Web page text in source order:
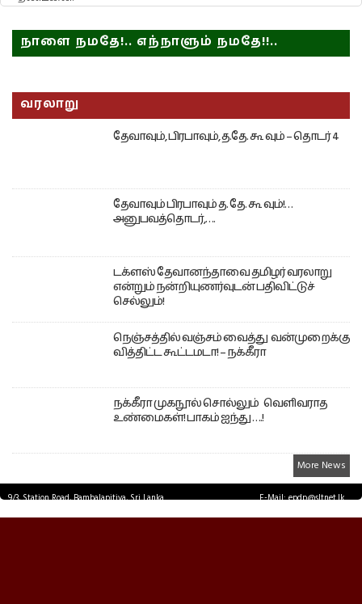
நாளை நமதே!.. எந்நாளும் நமதே!!..
வரலாறு
தேவாவும், பிரபாவும், த.தே. கூ வும் – தொடர் 4
தேவாவும் பிரபாவும் த. தே. கூ வும்!…
அனுபவத்தொடர்,….
டக்ளஸ் தேவானந்தாவை தமிழர் வரலாறு
என்றும் நன்றியுணர்வுடன் பதிவிட்டுச்
செல்லும்!
நெஞ்சத்தில் வஞ்சம் வைத்து வன்முறைக்கு
வித்திட்ட கூட்டமடா! – நக்கீரா
நக்கீரா முகநூல் சொல்லும் வெளிவராத
உண்மைகள்! பாகம் ஐந்து ….!
More News
9/3, Station Road, Bambalapitiya, Sri Lanka.
E-Mail: epdp@sltnet.lk